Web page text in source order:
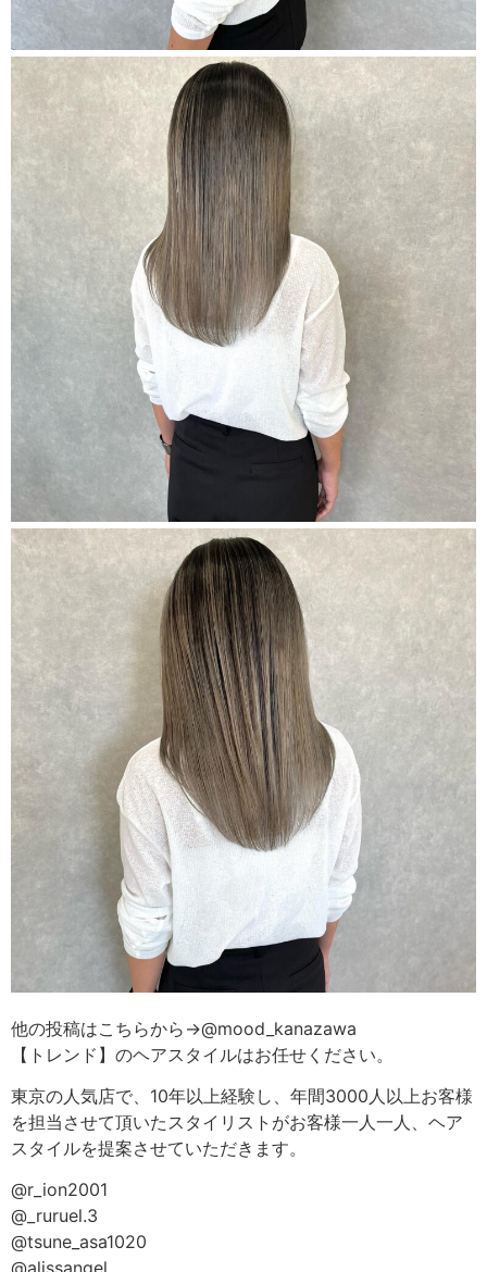
他の投稿はこちらから→@mood_kanazawa
【トレンド】のヘアスタイルはお任せください。
東京の人気店で、10年以上経験し、年間3000人以上お客様
を担当させて頂いたスタイリストがお客様一人一人、ヘア
スタイルを提案させていただきます。
@r_ion2001
@_ruruel.3
@tsune_asa1020